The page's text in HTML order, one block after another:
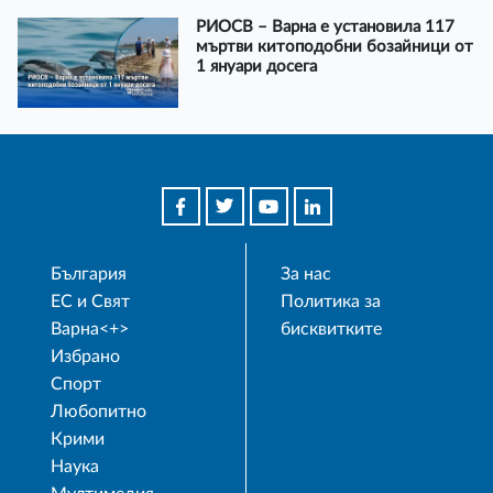
РИОСВ – Варна е установила 117
мъртви китоподобни бозайници от
1 януари досега
България
ЕС и Свят
Варна<+>
Избрано
Спорт
Любопитно
Крими
Наука
За нас
Политика за
бисквитките